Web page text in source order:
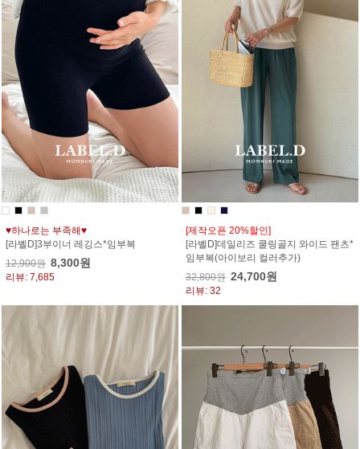
♥하나로는 부족해♥
[라벨D]3부이너 레깅스*임부복
12,900원 8,300원
리뷰: 7,685
[제작오픈 20%할인]
[라벨D]데일리즈 쿨링골지 와이드 팬츠*
임부복(아이보리 컬러추가)
32,800원 24,700원
리뷰: 32